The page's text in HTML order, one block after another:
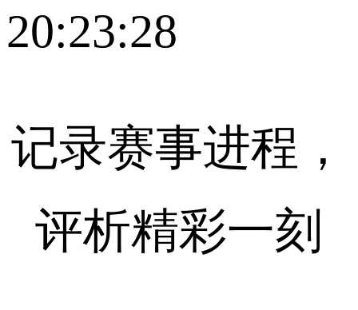
20:23:28
记录赛事进程，
评析精彩一刻